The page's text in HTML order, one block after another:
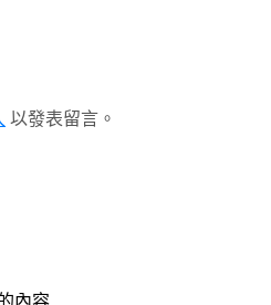
以發表留言。
內容